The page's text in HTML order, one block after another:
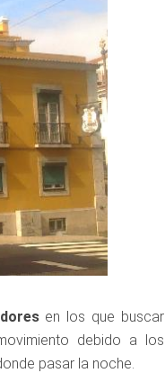
en los que buscar
debido a los
pasar la noche.